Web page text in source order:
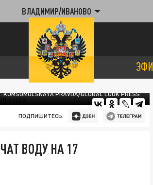
ВЛАДИМИР/ИВАНОВО
PRAVDA/GLOBAL LOOK PRESS
ПОДПИШИТЕСЬ:
ВОДУ НА 17